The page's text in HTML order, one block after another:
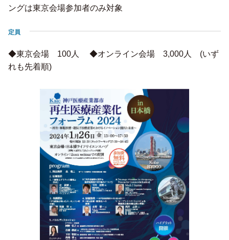
ングは東京会場参加者のみ対象
定員
◆東京会場 100人 ◆オンライン会場 3,000人 (いず
れも先着順)